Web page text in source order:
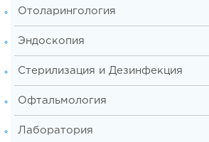
Отоларингология
Эндоскопия
Стерилизация и Дезинфекция
Офтальмология
Лаборатория